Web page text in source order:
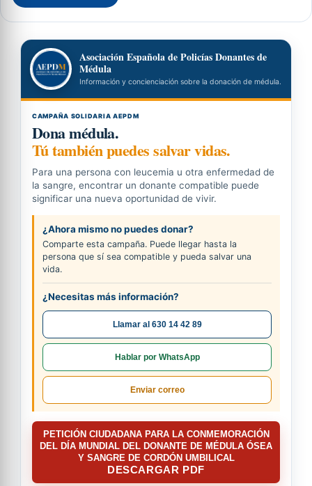
Asociación Española de Policías Donantes de
Médula
Información y concienciación sobre la donación de médula.
CAMPAÑA SOLIDARIA AEPDM
Dona médula.
Tú también puedes salvar vidas.
Para una persona con leucemia u otra enfermedad de
la sangre, encontrar un donante compatible puede
significar una nueva oportunidad de vivir.
¿Ahora mismo no puedes donar?
Comparte esta campaña. Puede llegar hasta la
persona que sí sea compatible y pueda salvar una
vida.
¿Necesitas más información?
Llamar al 630 14 42 89
Hablar por WhatsApp
Enviar correo
PETICIÓN CIUDADANA PARA LA CONMEMORACIÓN
DEL DÍA MUNDIAL DEL DONANTE DE MÉDULA ÓSEA
Y SANGRE DE CORDÓN UMBILICAL
DESCARGAR PDF